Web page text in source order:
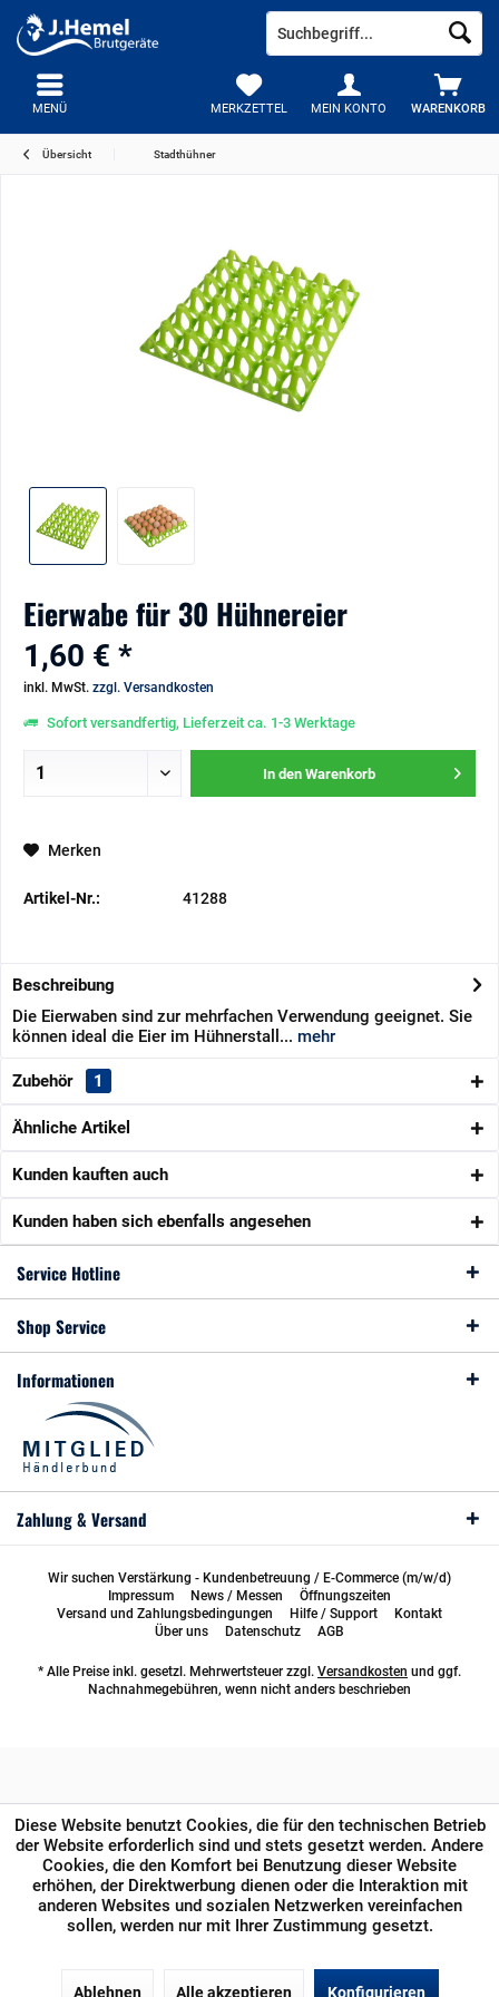
WARENKORB
MERKZETTEL MEIN KONTO
MENÜ
Übersicht Stadthühner
Eierwabe für 30 Hühnereier
1,60 € *
inkl. MwSt. zzgl. Versandkosten
Sofort versandfertig, Lieferzeit ca. 1-3 Werktage
In den Warenkorb
Merken
Artikel-Nr.: 41288
Beschreibung
Die Eierwaben sind zur mehrfachen Verwendung geeignet. Sie
können ideal die Eier im Hühnerstall... mehr
Zubehör 1
Ähnliche Artikel
Kunden kauften auch
Kunden haben sich ebenfalls angesehen
Service Hotline
Shop Service
Informationen
Zahlung & Versand
Wir suchen Verstärkung - Kundenbetreuung / E-Commerce (m/w/d)
Impressum
News / Messen
Öffnungszeiten
Versand und Zahlungsbedingungen
Hilfe / Support
Kontakt
Über uns
Datenschutz AGB
* Alle Preise inkl. gesetzl. Mehrwertsteuer zzgl. Versandkosten und ggf.
Nachnahmegebühren, wenn nicht anders beschrieben
Diese Website benutzt Cookies, die für den technischen Betrieb
der Website erforderlich sind und stets gesetzt werden. Andere
Cookies, die den Komfort bei Benutzung dieser Website
erhöhen, der Direktwerbung dienen oder die Interaktion mit
anderen Websites und sozialen Netzwerken vereinfachen
sollen, werden nur mit Ihrer Zustimmung gesetzt.
Ablehnen Alle akzeptieren Konfigurieren